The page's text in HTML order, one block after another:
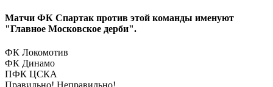
Матчи ФК Спартак против этой команды именуют
"Главное Московское дерби".
ФК Локомотив
ФК Динамо
ПФК ЦСКА
Правильно! Неправильно!